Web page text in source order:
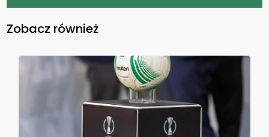
Zobacz również